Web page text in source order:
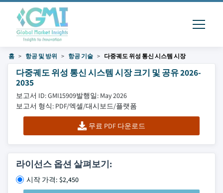
홈 항공 및 방위 항공 기술 다중궤도 위성 통신 시스템 시장
다중궤도 위성 통신 시스템 시장 크기 및 공유 2026-
2035
보고서 ID: GMI15909발행일: May 2026
보고서 형식: PDF/엑셀/대시보드/플랫폼
무료 PDF 다운로드
라이선스 옵션 살펴보기:
시작 가격: $2,450